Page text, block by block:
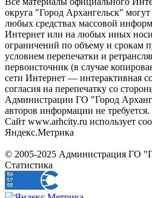
округа "Город Архангельск"
любых средствах массовой
Интернет или на любых иных
ограничений по объему и срокам
условием перепечатки и
первоисточник (в случае
сети Интернет — интерактивная
согласия на перепечатку со
Администрации ГО "Город
авторов информации не требуется.
Сайт www.arhcity.ru использует
Яндекс.Метрика
© 2005-2025 Администрация ГО
Статистика